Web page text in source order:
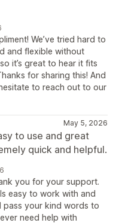
We’ve tried hard to
and flexible without
it’s great to hear it fits
for sharing this! And
to reach out to our
May 5, 2026
to use and great
quick and helpful.
you for your support.
easy to work with and
pass your kind words to
need help with